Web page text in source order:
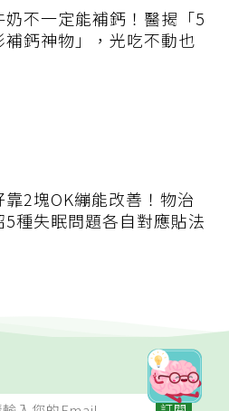
奶不一定能補鈣！醫揭「5
補鈣神物」，光吃不動也
靠2塊OK繃能改善！物治
5種失眠問題各自對應貼法